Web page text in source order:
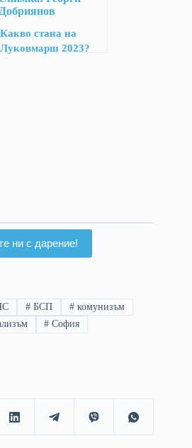
Какво стана на
Луковмарш 2023?
ни с дарение!
# БСП # комунизъм
# София